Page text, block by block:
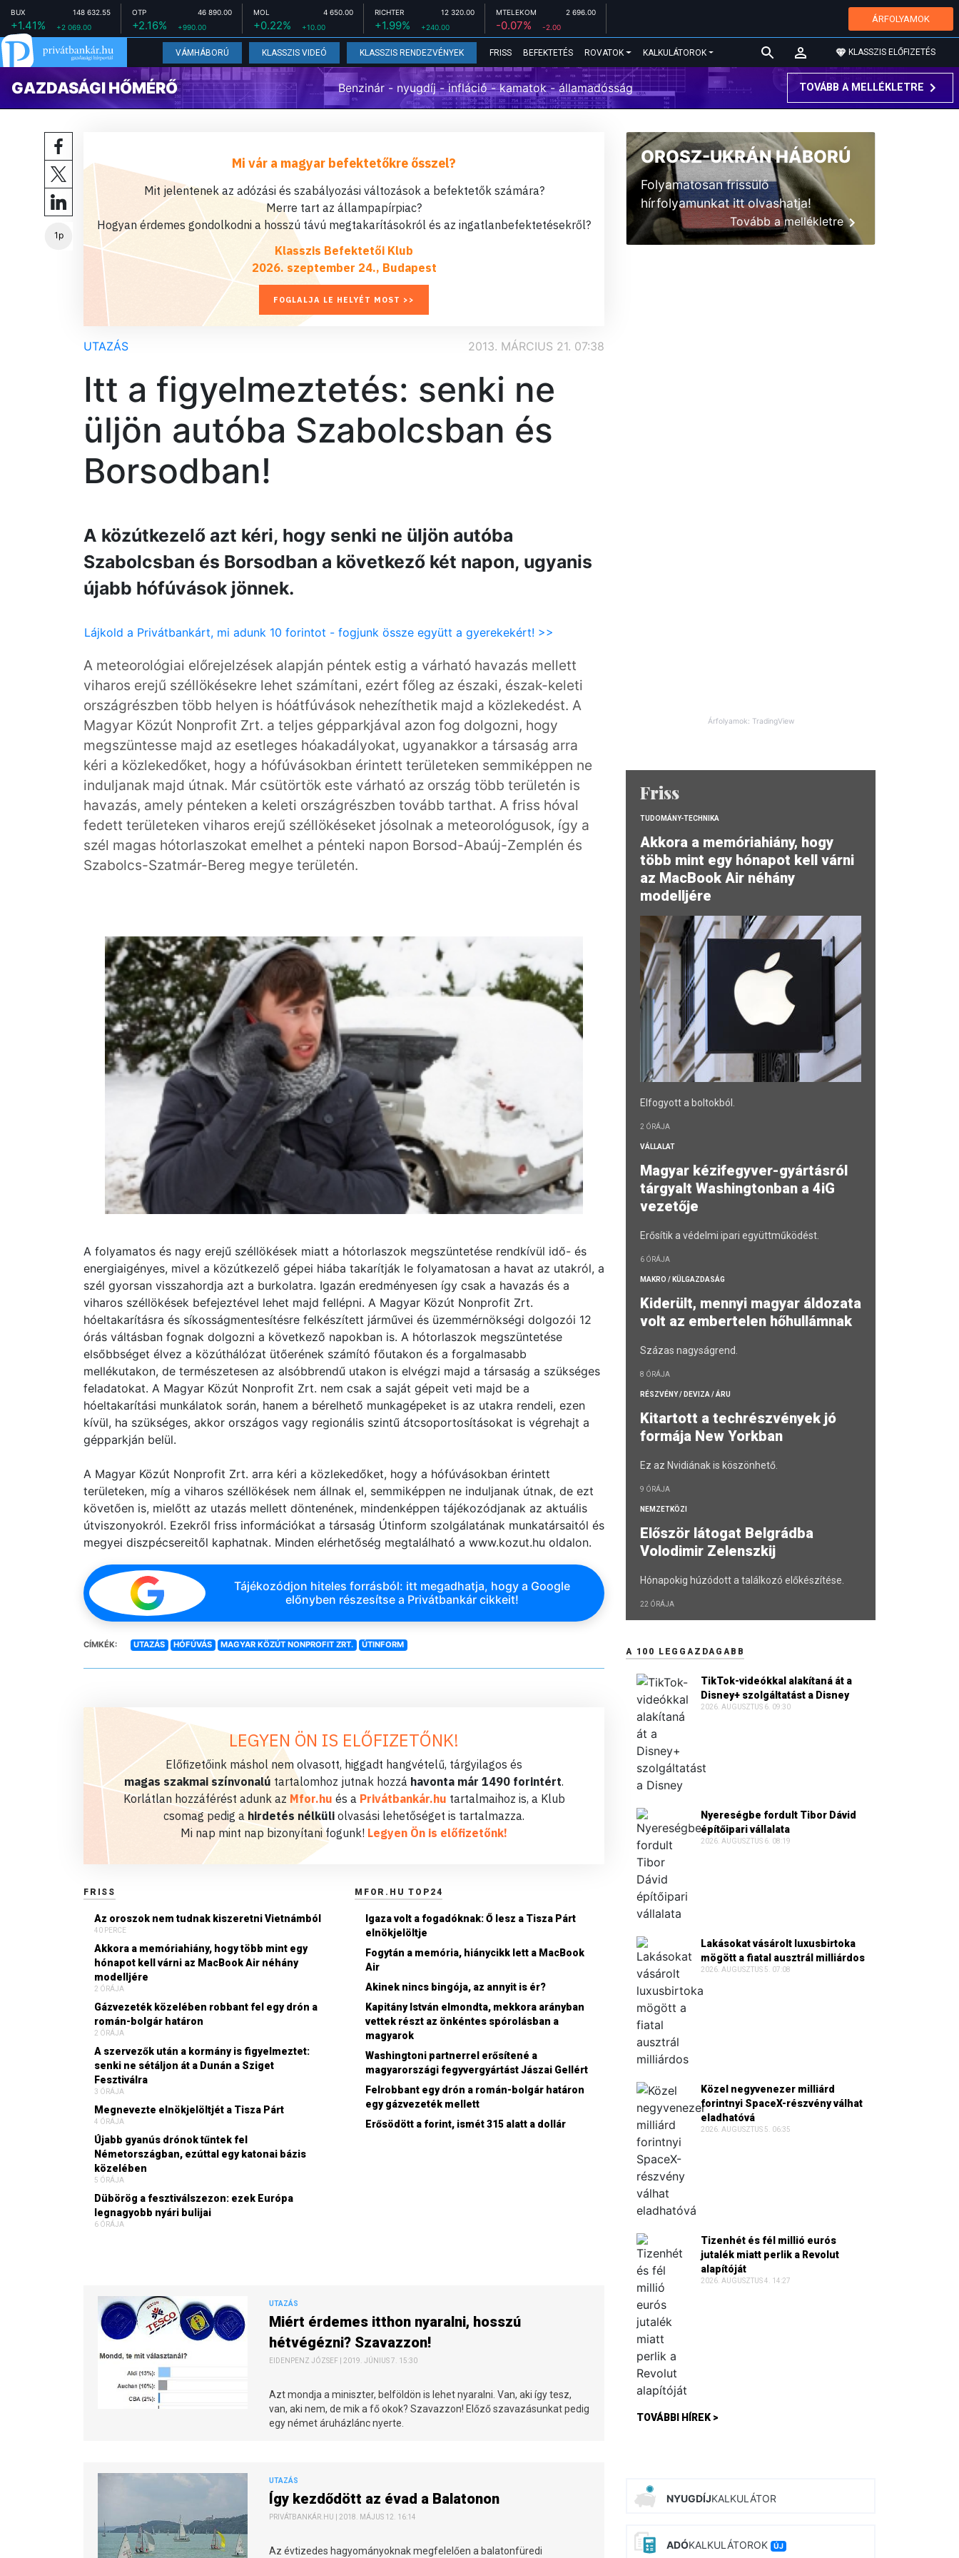
BUX 148 632.55
+1.41% +2 069.00
OTP 46 890.00
+2.16% +990.00
MOL 4 650.00
+0.22% +10.00
RICHTER 12 320.00
+1.99% +240.00
MTELEKOM 2 696.00
-0.07% -2.00
ÁRFOLYAMOK
VÁMHÁBORÚ KLASSZIS VIDEÓ KLASSZIS RENDEZVÉNYEK FRISS BEFEKTETÉS ROVATOK KALKULÁTOROK KLASSZIS ELŐFIZETÉS
GAZDASÁGI HŐMÉRŐ Benzinár - nyugdíj - infláció - kamatok - államadósság TOVÁBB A MELLÉKLETRE
1p
Mi vár a magyar befektetőkre ősszel?
Mit jelentenek az adózási és szabályozási változások a befektetők számára?
Merre tart az állampapírpiac?
Hogyan érdemes gondolkodni a hosszú távú megtakarításokról és az ingatlanbefektetésekről?
Klasszis Befektetői Klub
2026. szeptember 24., Budapest
FOGLALJA LE HELYÉT MOST >>
UTAZÁS 2013. MÁRCIUS 21. 07:38
Itt a figyelmeztetés: senki ne
üljön autóba Szabolcsban és
Borsodban!
A közútkezelő azt kéri, hogy senki ne üljön autóba
Szabolcsban és Borsodban a következő két napon, ugyanis
újabb hófúvások jönnek.
Lájkold a Privátbankárt, mi adunk 10 forintot - fogjunk össze együtt a gyerekekért! >>
A meteorológiai előrejelzések alapján péntek estig a várható havazás mellett
viharos erejű széllökésekre lehet számítani, ezért főleg az északi, észak-keleti
országrészben több helyen is hóátfúvások nehezíthetik majd a közlekedést. A
Magyar Közút Nonprofit Zrt. a teljes gépparkjával azon fog dolgozni, hogy
megszüntesse majd az esetleges hóakadályokat, ugyanakkor a társaság arra
kéri a közlekedőket, hogy a hófúvásokban érintett területeken semmiképpen ne
induljanak majd útnak. Már csütörtök este várható az ország több területén is
havazás, amely pénteken a keleti országrészben tovább tarthat. A friss hóval
fedett területeken viharos erejű széllökéseket jósolnak a meteorológusok, így a
szél magas hótorlaszokat emelhet a pénteki napon Borsod-Abaúj-Zemplén és
Szabolcs-Szatmár-Bereg megye területén.
A folyamatos és nagy erejű széllökések miatt a hótorlaszok megszüntetése rendkívül idő- és
energiaigényes, mivel a közútkezelő gépei hiába takarítják le folyamatosan a havat az utakról, a
szél gyorsan visszahordja azt a burkolatra. Igazán eredményesen így csak a havazás és a
viharos széllökések befejeztével lehet majd fellépni. A Magyar Közút Nonprofit Zrt.
hóeltakarításra és síkosságmentesítésre felkészített járművei és üzemmérnökségi dolgozói 12
órás váltásban fognak dolgozni a következő napokban is. A hótorlaszok megszüntetése
elsőbbséget élvez a közúthálózat ütőerének számító főutakon és a forgalmasabb
mellékutakon, de természetesen az alsóbbrendű utakon is elvégzi majd a társaság a szükséges
feladatokat. A Magyar Közút Nonprofit Zrt. nem csak a saját gépeit veti majd be a
hóeltakarítási munkálatok során, hanem a bérelhető munkagépeket is az utakra rendeli, ezen
kívül, ha szükséges, akkor országos vagy regionális szintű átcsoportosításokat is végrehajt a
gépparkján belül.
A Magyar Közút Nonprofit Zrt. arra kéri a közlekedőket, hogy a hófúvásokban érintett
területeken, míg a viharos széllökések nem állnak el, semmiképpen ne induljanak útnak, de ezt
követően is, mielőtt az utazás mellett döntenének, mindenképpen tájékozódjanak az aktuális
útviszonyokról. Ezekről friss információkat a társaság Útinform szolgálatának munkatársaitól és
megyei diszpécsereitől kaphatnak. Minden elérhetőség megtalálható a www.kozut.hu oldalon.
Tájékozódjon hiteles forrásból: itt megadhatja, hogy a Google
előnyben részesítse a Privátbankár cikkeit!
CÍMKÉK: UTAZÁS HÓFÚVÁS MAGYAR KÖZÚT NONPROFIT ZRT. ÚTINFORM
LEGYEN ÖN IS ELŐFIZETŐNK!
Előfizetőink máshol nem olvasott, higgadt hangvételű, tárgyilagos és
magas szakmai színvonalú tartalomhoz jutnak hozzá havonta már 1490 forintért.
Korlátlan hozzáférést adunk az Mfor.hu és a Privátbankár.hu tartalmaihoz is, a Klub
csomag pedig a hirdetés nélküli olvasási lehetőséget is tartalmazza.
Mi nap mint nap bizonyítani fogunk! Legyen Ön is előfizetőnk!
FRISS
Az oroszok nem tudnak kiszeretni Vietnámból
40 PERCE
Akkora a memóriahiány, hogy több mint egy
hónapot kell várni az MacBook Air néhány
modelljére
2 ÓRÁJA
Gázvezeték közelében robbant fel egy drón a
román-bolgár határon
2 ÓRÁJA
A szervezők után a kormány is figyelmeztet:
senki ne sétáljon át a Dunán a Sziget
Fesztiválra
3 ÓRÁJA
Megnevezte elnökjelöltjét a Tisza Párt
4 ÓRÁJA
Újabb gyanús drónok tűntek fel
Németországban, ezúttal egy katonai bázis
közelében
5 ÓRÁJA
Dübörög a fesztiválszezon: ezek Európa
legnagyobb nyári bulijai
6 ÓRÁJA
MFOR.HU TOP24
Igaza volt a fogadóknak: Ő lesz a Tisza Párt
elnökjelöltje
Fogytán a memória, hiánycikk lett a MacBook
Air
Akinek nincs bingója, az annyit is ér?
Kapitány István elmondta, mekkora arányban
vettek részt az önkéntes spórolásban a
magyarok
Washingtoni partnerrel erősítené a
magyarországi fegyvergyártást Jászai Gellért
Felrobbant egy drón a román-bolgár határon
egy gázvezeték mellett
Erősödött a forint, ismét 315 alatt a dollár
UTAZÁS
Miért érdemes itthon nyaralni, hosszú
hétvégézni? Szavazzon!
EIDENPENZ JÓZSEF | 2019. JÚNIUS 7. 15:30
Azt mondja a miniszter, belföldön is lehet nyaralni. Van, aki így tesz,
van, aki nem, de mik a fő okok? Szavazzon! Előző szavazásunkat pedig
egy német áruházlánc nyerte.
UTAZÁS
Így kezdődött az évad a Balatonon
PRIVÁTBANKÁR.HU | 2018. MÁJUS 12. 16:14
Az évtizedes hagyományoknak megfelelően a balatonfüredi
OROSZ-UKRÁN HÁBORÚ
Folyamatosan frissülő
hírfolyamunkat itt olvashatja!
Tovább a mellékletre
Árfolyamok: TradingView
Friss
TUDOMÁNY-TECHNIKA
Akkora a memóriahiány, hogy
több mint egy hónapot kell várni
az MacBook Air néhány
modelljére
Elfogyott a boltokból.
2 ÓRÁJA
VÁLLALAT
Magyar kézifegyver-gyártásról
tárgyalt Washingtonban a 4iG
vezetője
Erősítik a védelmi ipari együttműködést.
6 ÓRÁJA
MAKRO / KÜLGAZDASÁG
Kiderült, mennyi magyar áldozata
volt az embertelen hőhullámnak
Százas nagyságrend.
8 ÓRÁJA
RÉSZVÉNY / DEVIZA / ÁRU
Kitartott a techrészvények jó
formája New Yorkban
Ez az Nvidiának is köszönhető.
9 ÓRÁJA
NEMZETKÖZI
Először látogat Belgrádba
Volodimir Zelenszkij
Hónapokig húzódott a találkozó előkészítése.
22 ÓRÁJA
A 100 LEGGAZDAGABB
TikTok-videókkal alakítaná át a
Disney+ szolgáltatást a Disney
2026. AUGUSZTUS 6. 09:30
Nyereségbe fordult Tibor Dávid
építőipari vállalata
2026. AUGUSZTUS 6. 08:19
Lakásokat vásárolt luxusbirtoka
mögött a fiatal ausztrál milliárdos
2026. AUGUSZTUS 5. 07:08
Közel negyvenezer milliárd
forintnyi SpaceX-részvény válhat
eladhatóvá
2026. AUGUSZTUS 5. 06:35
Tizenhét és fél millió eurós
jutalék miatt perlik a Revolut
alapítóját
2026. AUGUSZTUS 4. 14:27
TOVÁBBI HÍREK >
NYUGDÍJKALKULÁTOR
ADÓKALKULÁTOROK ÚJ